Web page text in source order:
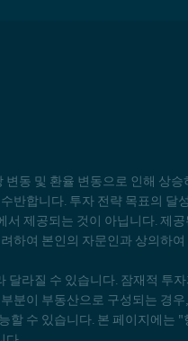
동 및 환율 변동으로 인해 상
반합니다. 투자 전략 목표의 달
제공되는 것이 아닙니다. 제
하여 본인의 자문인과 상의하
라질 수 있습니다. 잠재적 투
분이 부동산으로 구성되는 경
수 있습니다. 본 페이지에는